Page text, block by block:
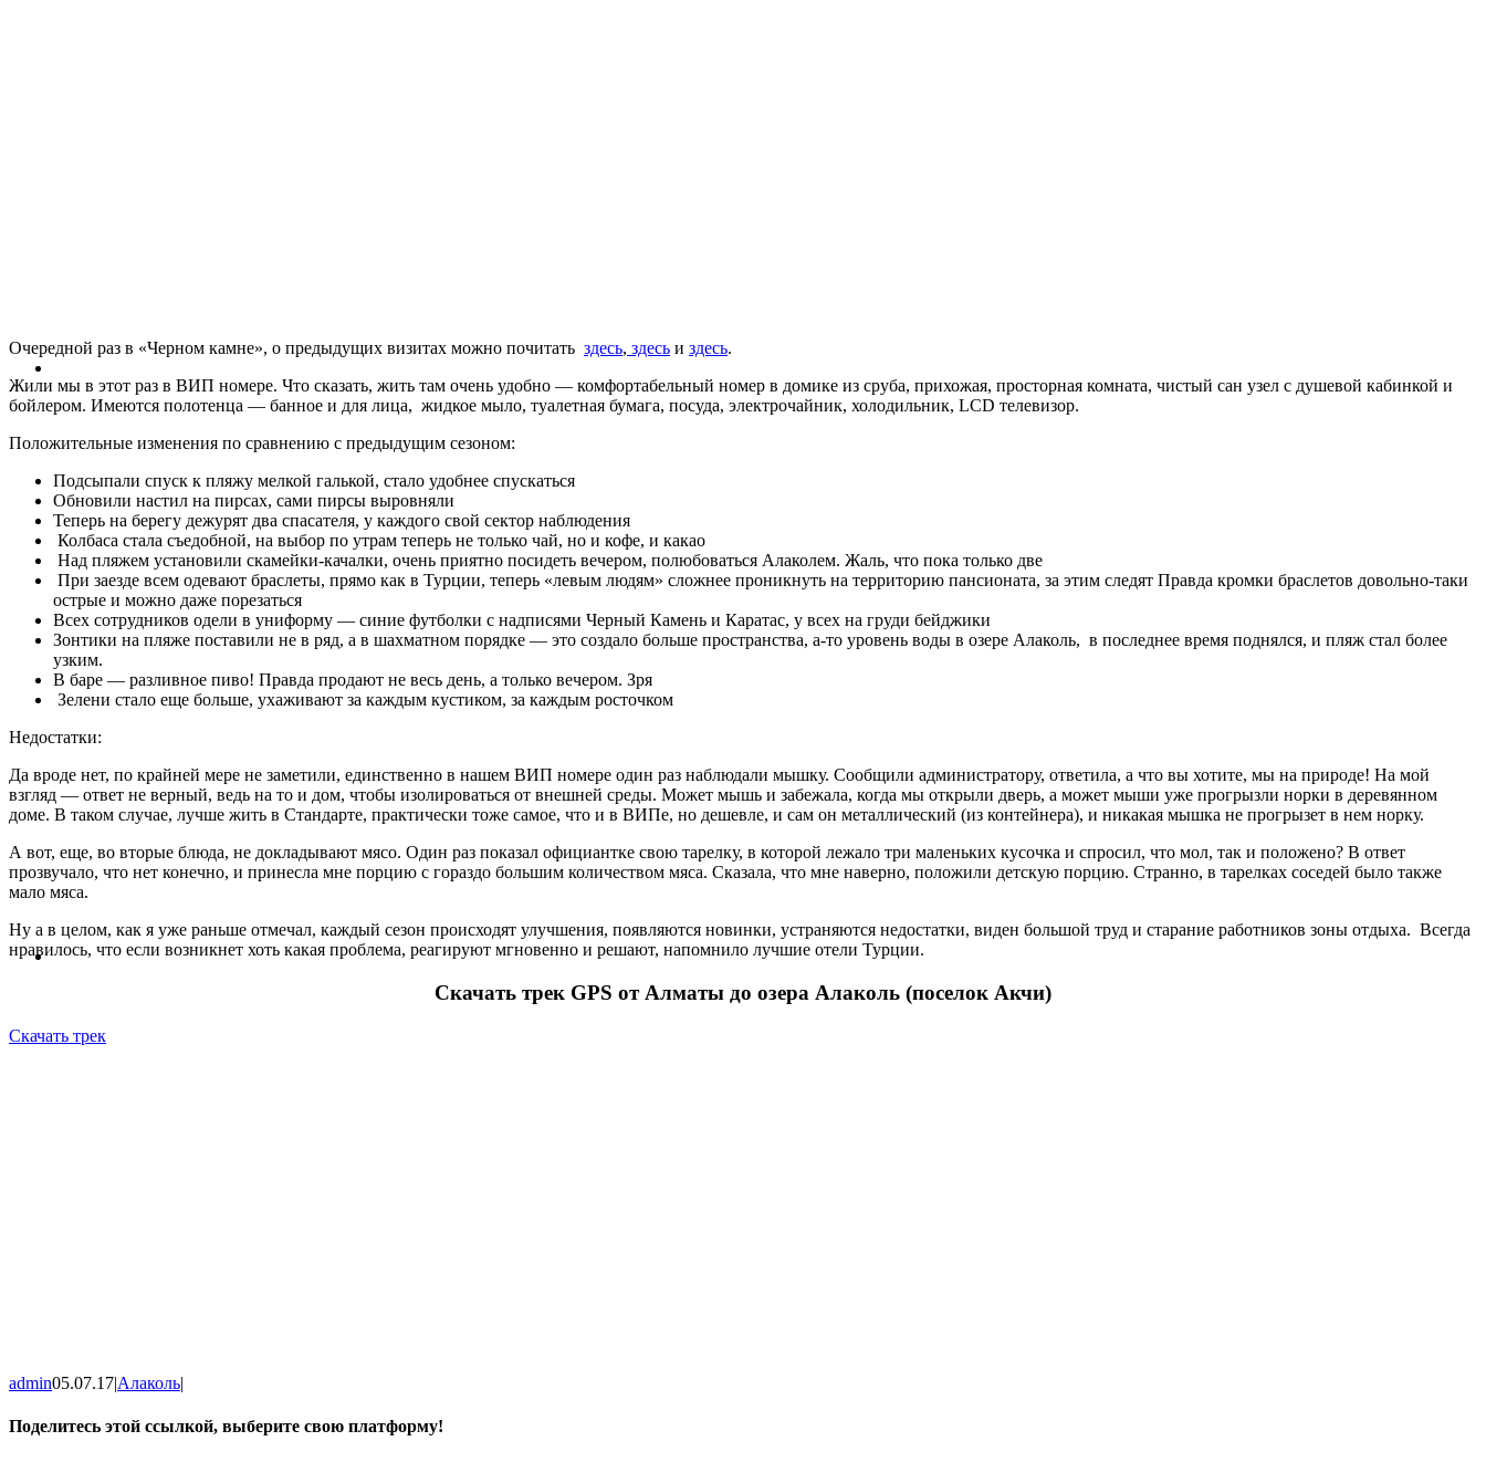
Очередной раз в «Черном камне», о предыдущих визитах можно почитать здесь, здесь и здесь.
Жили мы в этот раз в ВИП номере. Что сказать, жить там очень удобно — комфортабельный номер в домике из сруба, прихожая, просторная комната, чистый сан узел с душевой кабинкой и
бойлером. Имеются полотенца — банное и для лица, жидкое мыло, туалетная бумага, посуда, электрочайник, холодильник, LCD телевизор.
Положительные изменения по сравнению с предыдущим сезоном:
Подсыпали спуск к пляжу мелкой галькой, стало удобнее спускаться
Обновили настил на пирсах, сами пирсы выровняли
Теперь на берегу дежурят два спасателя, у каждого свой сектор наблюдения
Колбаса стала съедобной, на выбор по утрам теперь не только чай, но и кофе, и какао
Над пляжем установили скамейки-качалки, очень приятно посидеть вечером, полюбоваться Алаколем. Жаль, что пока только две
При заезде всем одевают браслеты, прямо как в Турции, теперь «левым людям» сложнее проникнуть на территорию пансионата, за этим следят Правда кромки браслетов довольно-таки
острые и можно даже порезаться
Всех сотрудников одели в униформу — синие футболки с надписями Черный Камень и Каратас, у всех на груди бейджики
Зонтики на пляже поставили не в ряд, а в шахматном порядке — это создало больше пространства, а-то уровень воды в озере Алаколь, в последнее время поднялся, и пляж стал более
узким.
В баре — разливное пиво! Правда продают не весь день, а только вечером. Зря
Зелени стало еще больше, ухаживают за каждым кустиком, за каждым росточком
Недостатки:
Да вроде нет, по крайней мере не заметили, единственно в нашем ВИП номере один раз наблюдали мышку. Сообщили администратору, ответила, а что вы хотите, мы на природе! На мой
взгляд — ответ не верный, ведь на то и дом, чтобы изолироваться от внешней среды. Может мышь и забежала, когда мы открыли дверь, а может мыши уже прогрызли норки в деревянном
доме. В таком случае, лучше жить в Стандарте, практически тоже самое, что и в ВИПе, но дешевле, и сам он металлический (из контейнера), и никакая мышка не прогрызет в нем норку.
А вот, еще, во вторые блюда, не докладывают мясо. Один раз показал официантке свою тарелку, в которой лежало три маленьких кусочка и спросил, что мол, так и положено? В ответ
прозвучало, что нет конечно, и принесла мне порцию с гораздо большим количеством мяса. Сказала, что мне наверно, положили детскую порцию. Странно, в тарелках соседей было также
мало мяса.
Ну а в целом, как я уже раньше отмечал, каждый сезон происходят улучшения, появляются новинки, устраняются недостатки, виден большой труд и старание работников зоны отдыха. Всегда
нравилось, что если возникнет хоть какая проблема, реагируют мгновенно и решают, напомнило лучшие отели Турции.
Скачать трек GPS от Алматы до озера Алаколь (поселок Акчи)
Скачать трек
admin05.07.17|Алаколь|
Поделитесь этой ссылкой, выберите свою платформу!